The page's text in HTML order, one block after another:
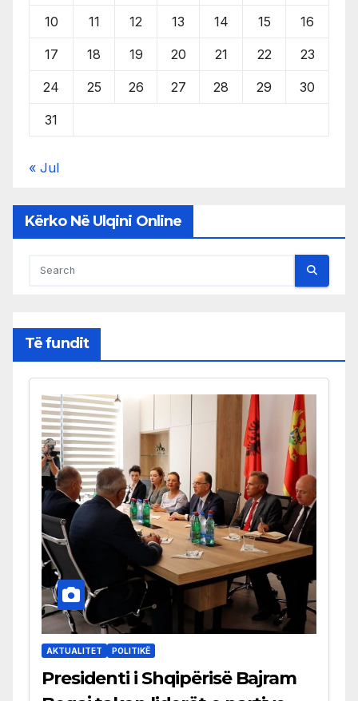
10 11 12 13 14 15 16
17 18 19 20 21 22 23
24 25 26 27 28 29 30
31
« Jul
Kërko Në Ulqini Online
Të fundit
AKTUALITET POLITIKË
Presidenti i Shqipërisë Bajram